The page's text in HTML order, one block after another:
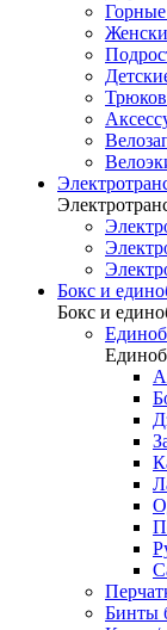
Бокс и
Бокс и
Бинты